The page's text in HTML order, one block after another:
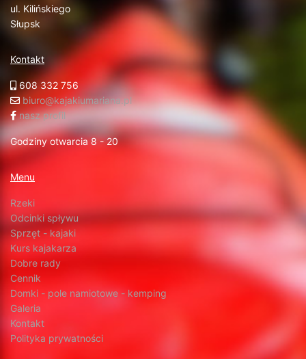
ul. Kilińskiego
Słupsk
Kontakt
608 332 756
biuro@kajakiumariana.pl
nasz profil
Godziny otwarcia 8 - 20
Menu
Rzeki
Odcinki spływu
Sprzęt - kajaki
Kurs kajakarza
Dobre rady
Cennik
Domki - pole namiotowe - kemping
Galeria
Kontakt
Polityka prywatności